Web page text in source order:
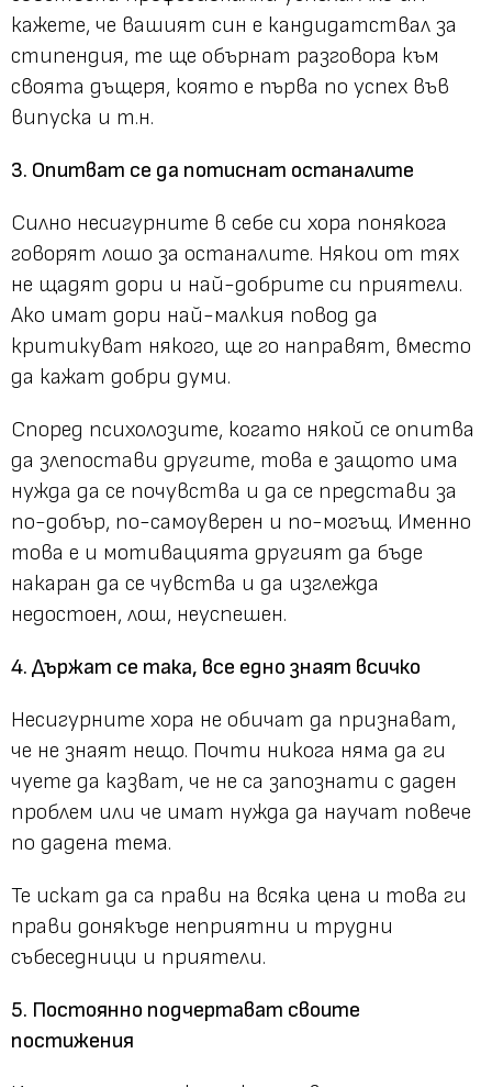
кажете, че вашият син е кандидатствал за
стипендия, те ще обърнат разговора към
своята дъщеря, която е първа по успех във
випуска и т.н.
3. Опитват се да потиснат останалите
Силно несигурните в себе си хора понякога
говорят лошо за останалите. Някои от тях
не щадят дори и най-добрите си приятели.
Ако имат дори най-малкия повод да
критикуват някого, ще го направят, вместо
да кажат добри думи.
Според психолозите, когато някой се опитва
да злепостави другите, това е защото има
нужда да се почувства и да се представи за
по-добър, по-самоуверен и по-могъщ. Именно
това е и мотивацията другият да бъде
накаран да се чувства и да изглежда
недостоен, лош, неуспешен.
4. Държат се така, все едно знаят всичко
Несигурните хора не обичат да признават,
че не знаят нещо. Почти никога няма да ги
чуете да казват, че не са запознати с даден
проблем или че имат нужда да научат повече
по дадена тема.
Те искат да са прави на всяка цена и това ги
прави донякъде неприятни и трудни
събеседници и приятели.
5. Постоянно подчертават своите
постижения